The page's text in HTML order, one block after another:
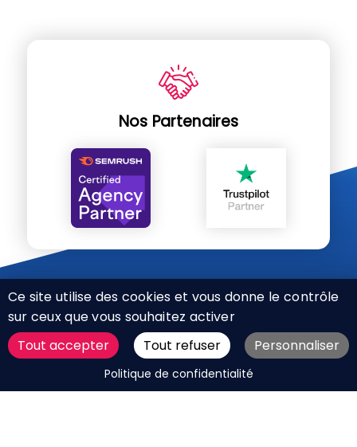
DEMANDER UN DEVIS
Nos Partenaires
CHARTE RÉSEAUX SOCIAUX
MENTIONS LÉGALES
Ce site utilise des cookies et vous donne le contrôle
sur ceux que vous souhaitez activer
Tout accepter
Tout refuser Personnaliser
Politique de confidentialité